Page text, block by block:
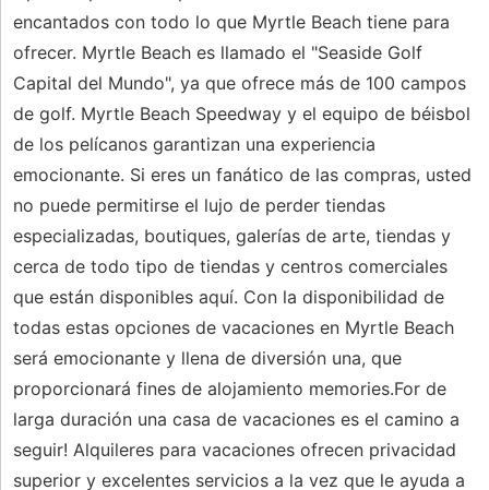
encantados con todo lo que Myrtle Beach tiene para
ofrecer. Myrtle Beach es llamado el "Seaside Golf
Capital del Mundo", ya que ofrece más de 100 campos
de golf. Myrtle Beach Speedway y el equipo de béisbol
de los pelícanos garantizan una experiencia
emocionante. Si eres un fanático de las compras, usted
no puede permitirse el lujo de perder tiendas
especializadas, boutiques, galerías de arte, tiendas y
cerca de todo tipo de tiendas y centros comerciales
que están disponibles aquí. Con la disponibilidad de
todas estas opciones de vacaciones en Myrtle Beach
será emocionante y llena de diversión una, que
proporcionará fines de alojamiento memories.For de
larga duración una casa de vacaciones es el camino a
seguir! Alquileres para vacaciones ofrecen privacidad
superior y excelentes servicios a la vez que le ayuda a